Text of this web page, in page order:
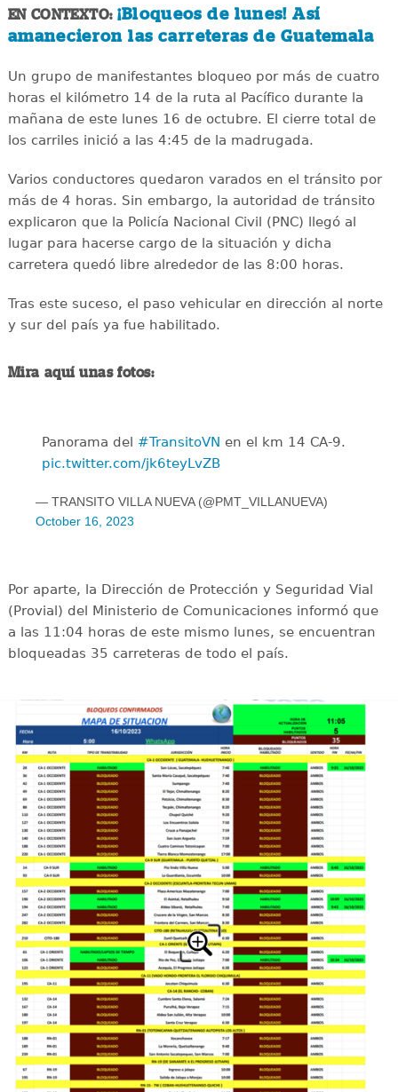
EN CONTEXTO: ¡Bloqueos de lunes! Así
amanecieron las carreteras de Guatemala
Un grupo de manifestantes bloqueo por más de cuatro
horas el kilómetro 14 de la ruta al Pacífico durante la
mañana de este lunes 16 de octubre. El cierre total de
los carriles inició a las 4:45 de la madrugada.
Varios conductores quedaron varados en el tránsito por
más de 4 horas. Sin embargo, la autoridad de tránsito
explicaron que la Policía Nacional Civil (PNC) llegó al
lugar para hacerse cargo de la situación y dicha
carretera quedó libre alrededor de las 8:00 horas.
Tras este suceso, el paso vehicular en dirección al norte
y sur del país ya fue habilitado.
Mira aquí unas fotos:
Panorama del #TransitoVN en el km 14 CA-9.
pic.twitter.com/jk6teyLvZB
— TRANSITO VILLA NUEVA (@PMT_VILLANUEVA)
October 16, 2023
Por aparte, la Dirección de Protección y Seguridad Vial
(Provial) del Ministerio de Comunicaciones informó que
a las 11:04 horas de este mismo lunes, se encuentran
bloqueadas 35 carreteras de todo el país.